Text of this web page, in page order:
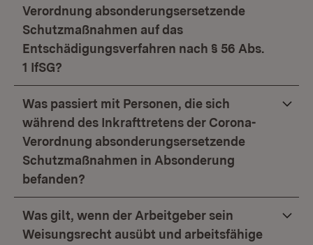
Verordnung absonderungsersetzende
Schutzmaßnahmen auf das
Entschädigungsverfahren nach § 56 Abs.
1 IfSG?
Was passiert mit Personen, die sich
während des Inkrafttretens der Corona-
Verordnung absonderungsersetzende
Schutzmaßnahmen in Absonderung
befanden?
Was gilt, wenn der Arbeitgeber sein
Weisungsrecht ausübt und arbeitsfähige